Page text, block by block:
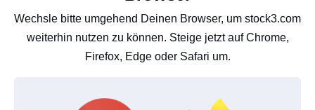
Wechsle bitte umgehend Deinen Browser, um stock3.com
weiterhin nutzen zu können. Steige jetzt auf Chrome,
Firefox, Edge oder Safari um.